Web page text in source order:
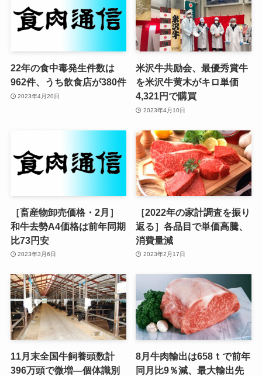
22年の食中毒発生件数は
962件、うち飲食店が380件
2023年4月20日
米沢牛共励会、最優秀賞牛
を米沢牛黄木がキロ単価
4,321円で購買
2023年4月10日
［畜産物卸売価格・2月］
和牛去勢A4価格は前年同期
比73円安
2023年3月6日
［2022年の家計調査を振り
返る］各品目で単価高騰、
消費量減
2023年2月17日
11月末全国牛飼養頭数計
396万頭で微増—個体識別
8月牛肉輸出は658ｔで前年
同月比9％減、最大輸出先